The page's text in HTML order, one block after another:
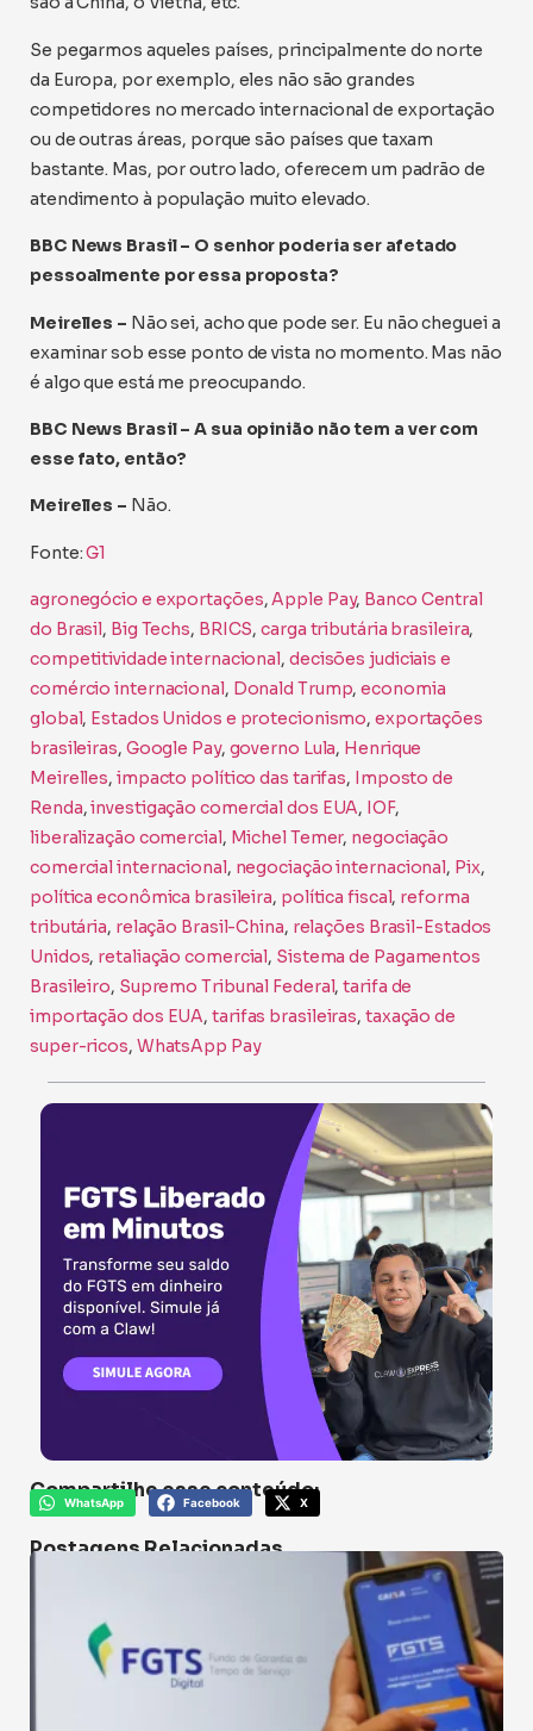
Se pegarmos aqueles países, principalmente do norte
da Europa, por exemplo, eles não são grandes
competidores no mercado internacional de exportação
ou de outras áreas, porque são países que taxam
bastante. Mas, por outro lado, oferecem um padrão de
atendimento à população muito elevado.
BBC News Brasil – O senhor poderia ser afetado
pessoalmente por essa proposta?
Meirelles – Não sei, acho que pode ser. Eu não cheguei a
examinar sob esse ponto de vista no momento. Mas não
é algo que está me preocupando.
BBC News Brasil – A sua opinião não tem a ver com
esse fato, então?
Meirelles – Não.
Fonte:G1
agronegócio e exportações, Apple Pay, Banco Central
do Brasil, Big Techs, BRICS, carga tributária brasileira
competitividade internacional, decisões judiciais e
comércio internacional, Donald Trump, economia
global, Estados Unidos e protecionismo, exportações
brasileiras, Google Pay, governo Lula, Henrique
Meirelles, impacto político das tarifas, Imposto de
Renda, investigação comercial dos EUA, IOF
liberalização comercial, Michel Temer, negociação
comercial internacional, negociação internacional, Pix
política econômica brasileira, política fiscal, reforma
tributária, relação Brasil-China, relações Brasil-Estados
Unidos, retaliação comercial, Sistema de Pagamentos
Brasileiro, Supremo Tribunal Federal, tarifa de
importação dos EUA, tarifas brasileiras, taxação de
super-ricos, WhatsApp Pay
Compartilhe esse conteúdo:
WhatsApp Facebook X
Postagens Relacionadas